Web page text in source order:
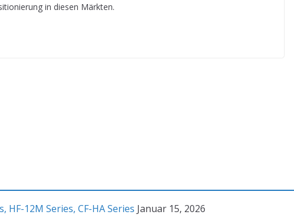
in diesen Märkten.
HF-12M Series, CF-HA Series Januar 15, 2026